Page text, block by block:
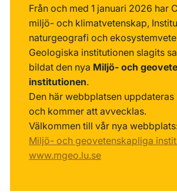
Från och med 1 januari 2026 har
miljö- och klimatvetenskap,
naturgeografi och
Geologiska institutionen slagits
bildat den nya Miljö- och
institutionen.
Den här webbplatsen uppdateras
och kommer att avvecklas.
Välkommen till vår nya
Miljö- och geovetenskapliga
www.mgeo.lu.se